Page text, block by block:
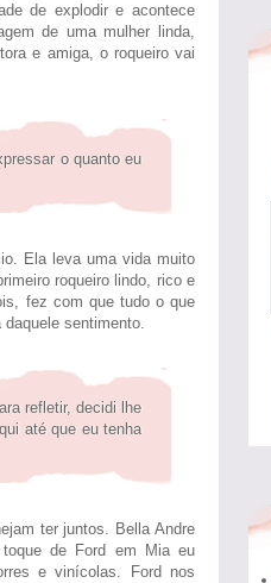
de explodir e acontece
de uma mulher linda,
e amiga, o roqueiro vai
o quanto eu
Ela leva uma vida muito
roqueiro lindo, rico e
fez com que tudo o que
sentimento.
refletir, decidi lhe
até que eu tenha
ter juntos. Bella Andre
de Ford em Mia eu
e vinícolas. Ford nos